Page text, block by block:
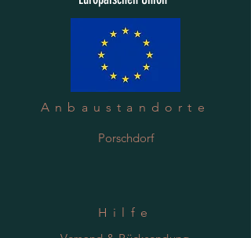
Anbaustandorte
Porschdorf
Hilfe